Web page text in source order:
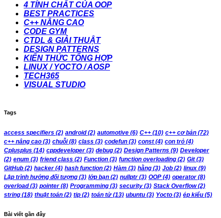
4 TÍNH CHẤT CỦA OOP
BEST PRACTICES
C++ NÂNG CAO
CODE GYM
CTDL & GIẢI THUẬT
DESIGN PATTERNS
KIẾN THỨC TỔNG HỢP
LINUX / YOCTO / AOSP
TECH365
VISUAL STUDIO
Tags
access specifiers (2) android(2) automotive (6) C++ (10) c++ cơ bản (72)
c++ nâng cao (3) chuỗi(8) class (3) codefun (3) const(4) con trỏ (4)
Cplusplus (14) cppdeveloper(3) debug (2) Design Patterns (9) Developer
(2) enum (3) friend class (2) Function (3) function overloading (2) Git(3)
GitHub (2) hacker(4) hash function (2) Hàm (3) hằng (3) Job (2) linux (9)
Lập trình hướng đối tượng (3) lớp bạn (2) nullptr(3) OOP (4) operator(8)
overload(3) pointer(8) Programming (3) security (3) Stack Overflow(2)
string (18) thuật toán (2) tip (2) toán tử(13) ubuntu (3) Yocto (3) ép kiểu (5)
Bài viết gần đây